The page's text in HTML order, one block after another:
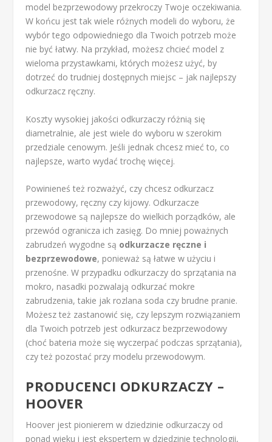
model bezprzewodowy przekroczy Twoje oczekiwania.
W końcu jest tak wiele różnych modeli do wyboru, że
wybór tego odpowiedniego dla Twoich potrzeb może
nie być łatwy. Na przykład, możesz chcieć model z
wieloma przystawkami, których możesz użyć, by
dotrzeć do trudniej dostępnych miejsc – jak najlepszy
odkurzacz ręczny.
Koszty wysokiej jakości odkurzaczy różnią się
diametralnie, ale jest wiele do wyboru w szerokim
przedziale cenowym. Jeśli jednak chcesz mieć to, co
najlepsze, warto wydać trochę więcej.
Powinieneś też rozważyć, czy chcesz odkurzacz
przewodowy, ręczny czy kijowy. Odkurzacze
przewodowe są najlepsze do wielkich porządków, ale
przewód ogranicza ich zasięg. Do mniej poważnych
zabrudzeń wygodne są odkurzacze ręczne i
bezprzewodowe, ponieważ są łatwe w użyciu i
przenośne. W przypadku odkurzaczy do sprzątania na
mokro, nasadki pozwalają odkurzać mokre
zabrudzenia, takie jak rozlana soda czy brudne pranie.
Możesz też zastanowić się, czy lepszym rozwiązaniem
dla Twoich potrzeb jest odkurzacz bezprzewodowy
(choć bateria może się wyczerpać podczas sprzątania),
czy też pozostać przy modelu przewodowym.
PRODUCENCI ODKURZACZY –
HOOVER
Hoover jest pionierem w dziedzinie odkurzaczy od
ponad wieku i jest ekspertem w dziedzinie technologii,